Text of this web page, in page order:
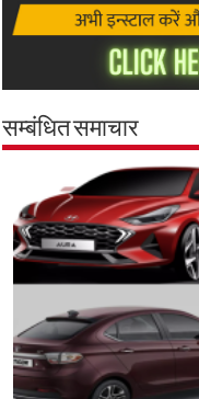
सम्बंधित समाचार